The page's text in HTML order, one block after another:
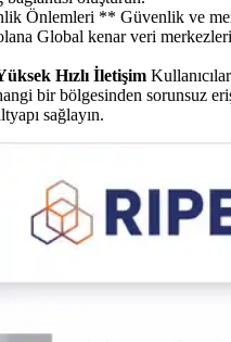
Önlemleri ** Güvenlik ve
Global kenar veri
Hızlı İletişim
bir bölgesinden sorunsuz
sağlayın.